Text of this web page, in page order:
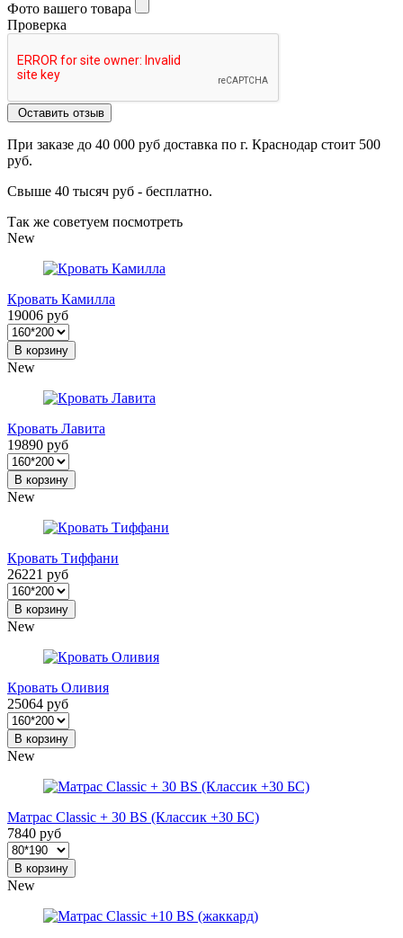
Фото вашего товара
Проверка
Оставить отзыв
При заказе до 40 000 руб доставка по г. Краснодар стоит 500
руб.
Свыше 40 тысяч руб - бесплатно.
Так же советуем посмотреть
New
Кровать Камилла
19006 руб
В корзину
New
Кровать Лавита
19890 руб
В корзину
New
Кровать Тиффани
26221 руб
В корзину
New
Кровать Оливия
25064 руб
В корзину
New
Матрас Classic + 30 BS (Классик +30 БС)
7840 руб
В корзину
New